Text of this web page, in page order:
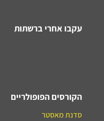
עקבו אחרי ברשתות
הקורסים הפופולריים
סדנת מאסטר